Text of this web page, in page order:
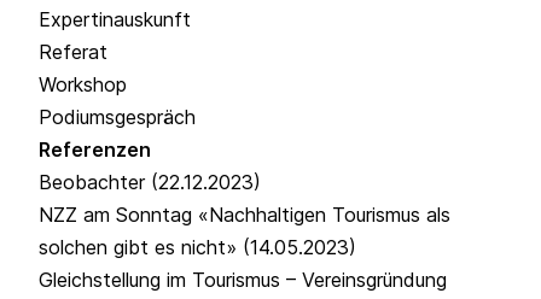
Expertinauskunft
Referat
Workshop
Podiumsgespräch
Referenzen
Beobachter(22.12.2023)
NZZ am Sonntag «Nachhaltigen Tourismus als
solchen gibt es nicht» (14.05.2023)
Gleichstellung im Tourismus – Vereinsgründung